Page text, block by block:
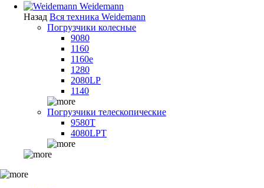
Weidemann
Назад Вся техника Weidemann
Погрузчики колесные
9080
1160
1160e
1280
2080LP
1140
Погрузчики телескопические
9580T
4080LPT